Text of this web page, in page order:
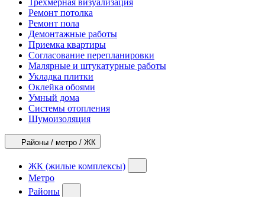
Трехмерная визуализация
Ремонт потолка
Ремонт пола
Демонтажные работы
Приемка квартиры
Согласование перепланировки
Малярные и штукатурные работы
Укладка плитки
Оклейка обоями
Умный дома
Системы отопления
Шумоизоляция
Районы / метро / ЖК
ЖК (жилые комплексы)
Метро
Районы